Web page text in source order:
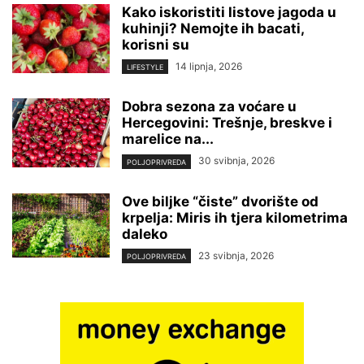
Kako iskoristiti listove jagoda u
kuhinji? Nemojte ih bacati,
korisni su
LIFESTYLE 14 lipnja, 2026
Dobra sezona za voćare u
Hercegovini: Trešnje, breskve i
marelice na...
POLJOPRIVREDA 30 svibnja, 2026
Ove biljke “čiste” dvorište od
krpelja: Miris ih tjera kilometrima
daleko
POLJOPRIVREDA 23 svibnja, 2026